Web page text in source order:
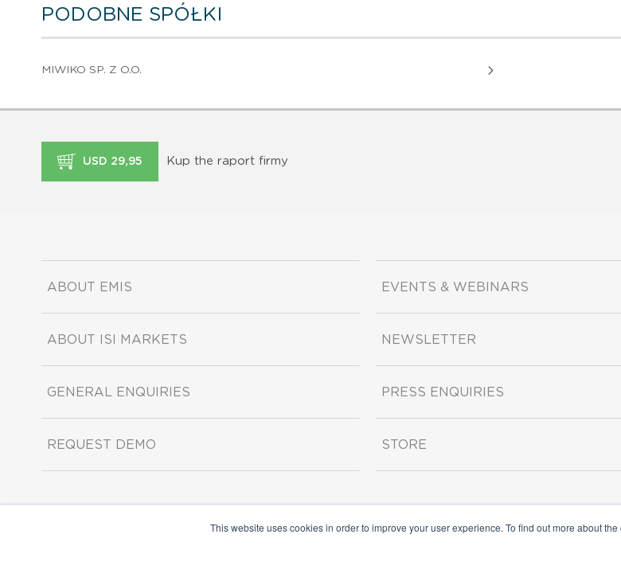
This website uses cookies in order to improve your user experience. To find out more about
PODOBNE SPÓŁKI
MIWIKO SP. Z O.O.
USD 29,95 Kup the raport firmy
ABOUT EMIS
ABOUT ISI MARKETS
GENERAL ENQUIRIES
REQUEST DEMO
EVENTS & WEBINARS
NEWSLETTER
PRESS ENQUIRIES
STORE
Copyright ©2026 ISI Markets. All rights reserved.